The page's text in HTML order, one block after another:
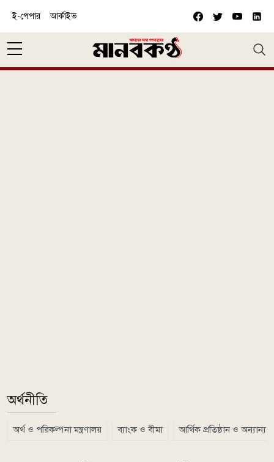
ই-পেপার আর্কাইভ
অর্থনীতি
অর্থ ও পরিকল্পনা মন্ত্রণালয় ব্যাংক ও বীমা আর্থিক প্রতিষ্ঠান ও অন্যান্য